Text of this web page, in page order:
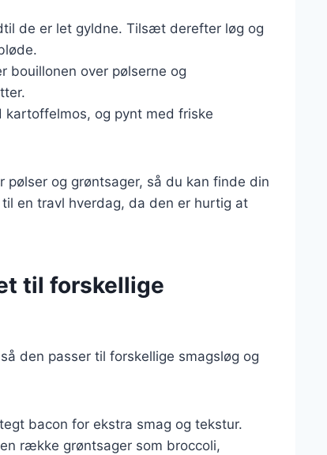
de er let gyldne. Tilsæt derefter løg og
bouillonen over pølserne og
kartoffelmos, og pynt med friske
pølser og grøntsager, så du kan finde din
en travl hverdag, da den er hurtig at
til forskellige
den passer til forskellige smagsløg og
bacon for ekstra smag og tekstur.
række grøntsager som broccoli,